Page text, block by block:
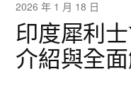
2026 年 1 月 18 日
印度犀利
介紹與全